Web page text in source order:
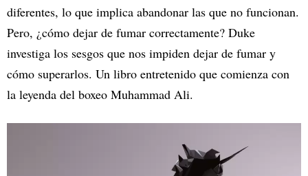
diferentes, lo que implica abandonar las que no funcionan.
Pero, ¿cómo dejar de fumar correctamente? Duke
investiga los sesgos que nos impiden dejar de fumar y
cómo superarlos. Un libro entretenido que comienza con
la leyenda del boxeo Muhammad Ali.